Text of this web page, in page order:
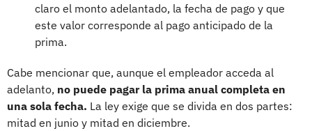
claro el monto adelantado, la fecha de pago y que
este valor corresponde al pago anticipado de la
prima.
Cabe mencionar que, aunque el empleador acceda al
adelanto, no puede pagar la prima anual completa en
una sola fecha. La ley exige que se divida en dos partes:
mitad en junio y mitad en diciembre.